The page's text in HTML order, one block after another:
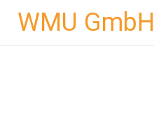
content
WMU GmbH